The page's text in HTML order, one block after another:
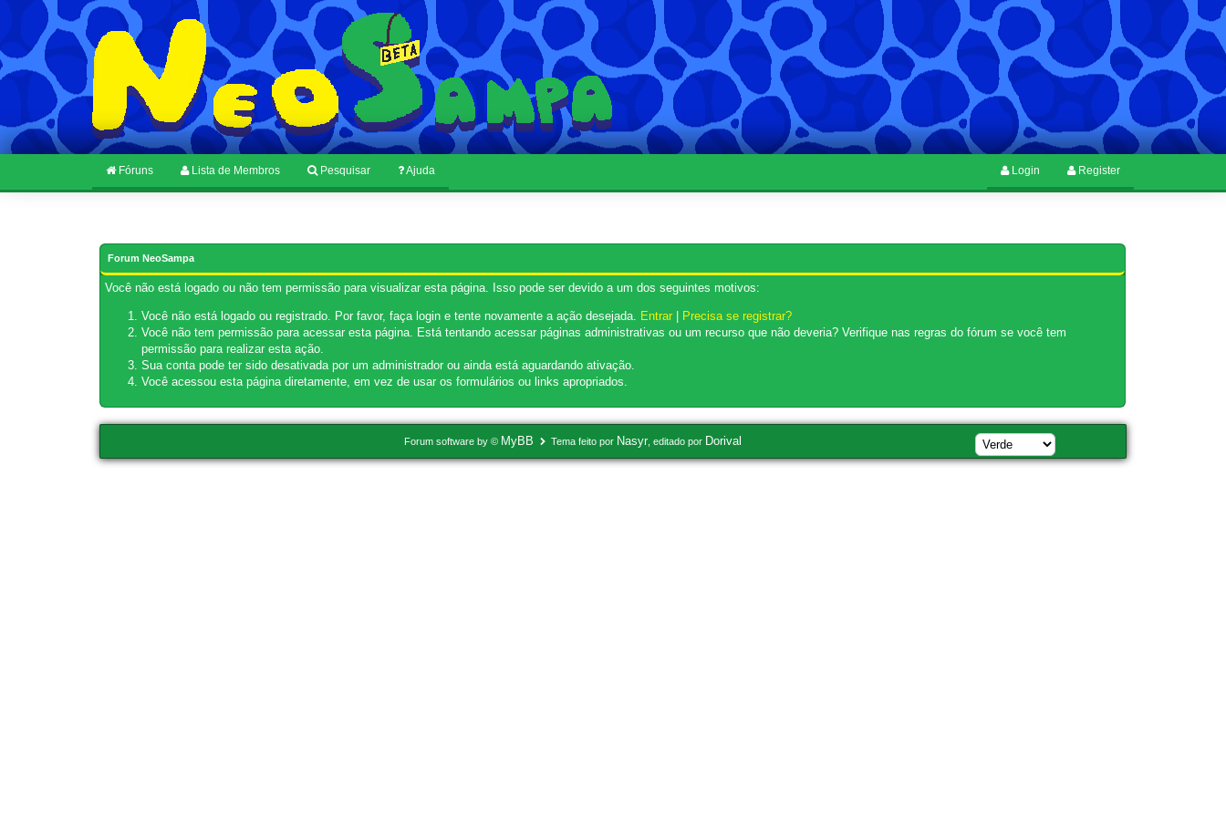
Fóruns Lista de Membros Pesquisar Ajuda Register
Login
Forum NeoSampa
Você não está logado ou não tem permissão para visualizar esta página. Isso pode ser devido a um dos seguintes motivos:
Você não está logado ou registrado. Por favor, faça login e tente novamente a ação desejada. Entrar
Precisa se registrar?
Você não tem permissão para acessar esta página. Está tentando acessar páginas administrativas ou um recurso que não deveria? Verifique nas regras do fórum se você tem
permissão para realizar esta ação.
Sua conta pode ter sido desativada por um administrador ou ainda está aguardando ativação.
Você acessou esta página diretamente, em vez de usar os formulários ou links apropriados.
Forum software by © MyBB Tema feito por Nasyr, editado por Dorival